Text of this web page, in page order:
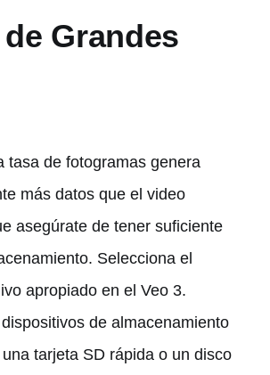
Grandes
tasa de fotogramas genera
más datos que el video
asegúrate de tener suficiente
Selecciona el
apropiado en el Veo 3.
de almacenamiento
tarjeta SD rápida o un disco